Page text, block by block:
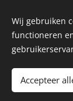
Wij gebruiken
functioneren
Accepteer